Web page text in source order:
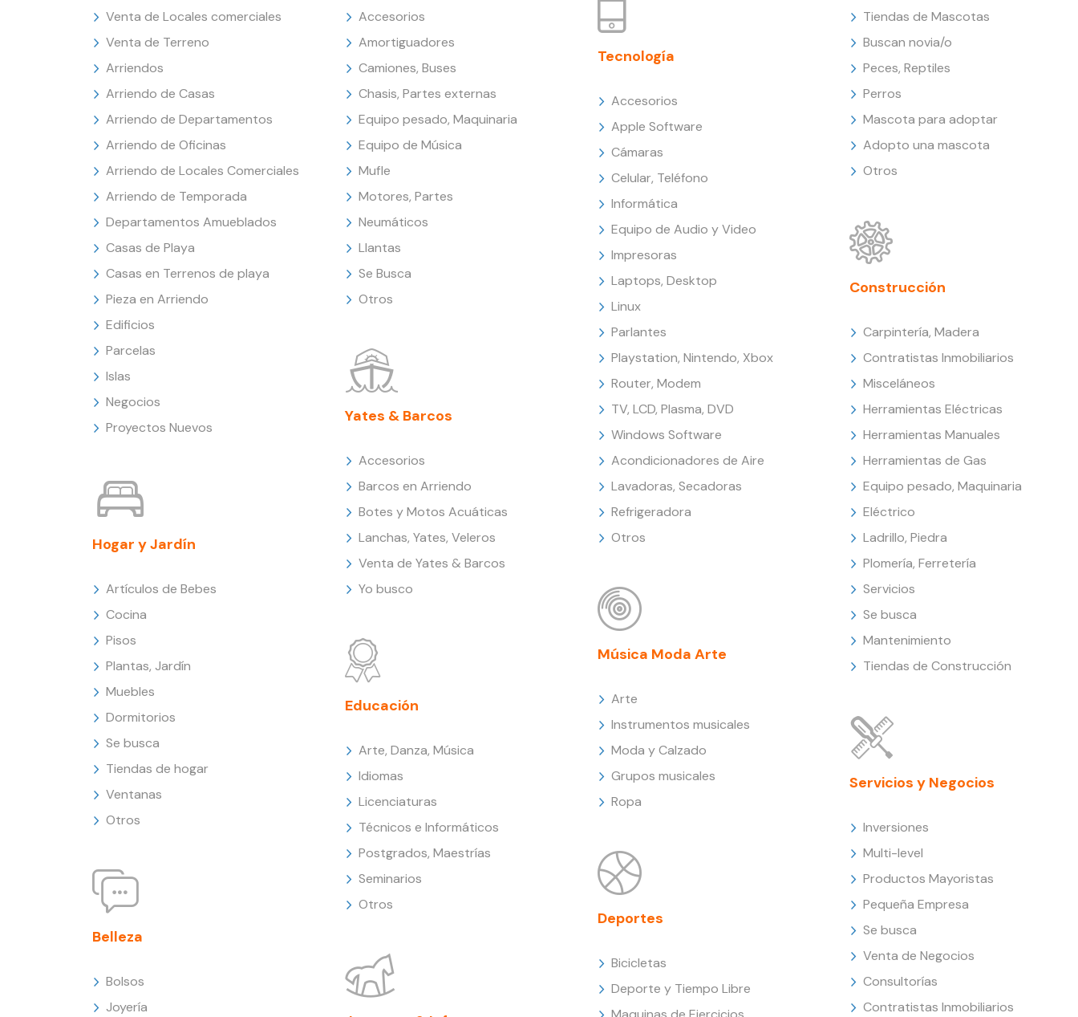
Venta de Locales comerciales
Venta de Terreno
Arriendos
Arriendo de Casas
Arriendo de Departamentos
Arriendo de Oficinas
Arriendo de Locales Comerciales
Arriendo de Temporada
Departamentos Amueblados
Casas de Playa
Casas en Terrenos de playa
Pieza en Arriendo
Edificios
Parcelas
Islas
Negocios
Proyectos Nuevos
Hogar y Jardín
Artículos de Bebes
Cocina
Pisos
Plantas, Jardín
Muebles
Dormitorios
Se busca
Tiendas de hogar
Ventanas
Otros
Belleza
Bolsos
Joyería
Accesorios
Amortiguadores
Camiones, Buses
Chasis, Partes externas
Equipo pesado, Maquinaria
Equipo de Música
Mufle
Motores, Partes
Neumáticos
Llantas
Se Busca
Otros
Yates & Barcos
Accesorios
Barcos en Arriendo
Botes y Motos Acuáticas
Lanchas, Yates, Veleros
Venta de Yates & Barcos
Yo busco
Educación
Arte, Danza, Música
Idiomas
Licenciaturas
Técnicos e Informáticos
Postgrados, Maestrías
Seminarios
Otros
Tecnología
Accesorios
Apple Software
Cámaras
Celular, Teléfono
Informática
Equipo de Audio y Video
Impresoras
Laptops, Desktop
Linux
Parlantes
Playstation, Nintendo, Xbox
Router, Modem
TV, LCD, Plasma, DVD
Windows Software
Acondicionadores de Aire
Lavadoras, Secadoras
Refrigeradora
Otros
Música Moda Arte
Arte
Instrumentos musicales
Moda y Calzado
Grupos musicales
Ropa
Deportes
Bicicletas
Deporte y Tiempo Libre
Tiendas de Mascotas
Buscan novia/o
Peces, Reptiles
Perros
Mascota para adoptar
Adopto una mascota
Otros
Construcción
Carpintería, Madera
Contratistas Inmobiliarios
Misceláneos
Herramientas Eléctricas
Herramientas Manuales
Herramientas de Gas
Equipo pesado, Maquinaria
Eléctrico
Ladrillo, Piedra
Plomería, Ferretería
Servicios
Se busca
Mantenimiento
Tiendas de Construcción
Servicios y Negocios
Inversiones
Multi-level
Productos Mayoristas
Pequeña Empresa
Se busca
Venta de Negocios
Consultorías
Contratistas Inmobiliarios